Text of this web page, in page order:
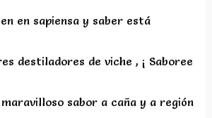
en sapiensa y saber está
destiladores de viche , ¡ Saboree
sabor a caña y a región